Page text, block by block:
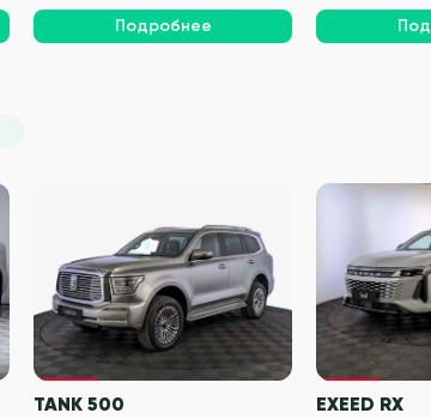
Подробнее
TANK 500 EXEED RX